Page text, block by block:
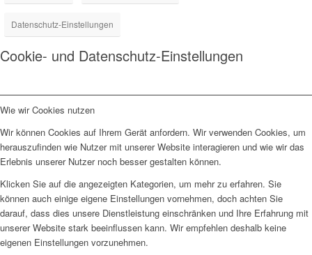
Datenschutz-Einstellungen
Cookie- und Datenschutz-Einstellungen
Wie wir Cookies nutzen
Wir können Cookies auf Ihrem Gerät anfordern. Wir verwenden Cookies, um
herauszufinden wie Nutzer mit unserer Website interagieren und wie wir das
Erlebnis unserer Nutzer noch besser gestalten können.
Klicken Sie auf die angezeigten Kategorien, um mehr zu erfahren. Sie
können auch einige eigene Einstellungen vornehmen, doch achten Sie
darauf, dass dies unsere Dienstleistung einschränken und Ihre Erfahrung mit
unserer Website stark beeinflussen kann. Wir empfehlen deshalb keine
eigenen Einstellungen vorzunehmen.